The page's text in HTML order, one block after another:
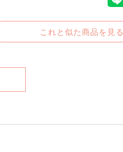
これと似た商品を見る